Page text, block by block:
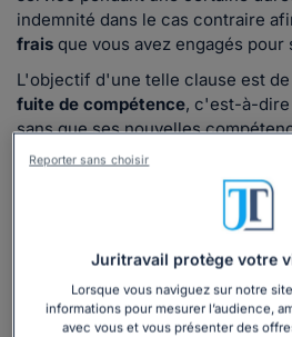
indemnité dans le cas contraire
frais que vous avez engagés pour
L'objectif d'une telle clause est
fuite de compétence, c'est-à-dire
sans que ses nouvelles
entreprise.
Quand utiliser notre
modèle de clause de dédit-
dès lors que vous souhaitez une
engagement d'assurer une
Juritravail protège votre
Lorsque vous naviguez sur notre
informations pour mesurer l’audience,
avec vous et vous présenter des
Reporter sans choisir